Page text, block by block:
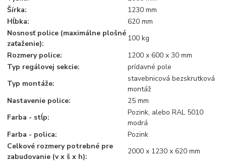
Šírka:
1230 mm
Hĺbka:
620 mm
Nosnosť police (maximálne plošné
zaťaženie):
100 kg
Rozmery police:
1200 x 600 x 30 mm
Typ regálovej sekcie:
prídavné pole
Typ montáže:
stavebnicová bezskrutková
montáž
Nastavenie police:
25 mm
Farba - stĺp:
Pozink, alebo RAL 5010
modrá
Farba - polica:
Pozink
Celkové rozmery potrebné pre
zabudovanie (v x š x h):
2000 x 1230 x 620 mm